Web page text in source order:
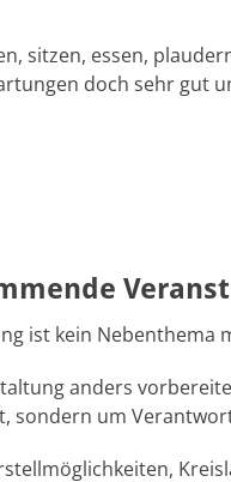
sitzen, essen,
doch sehr gut
ist kein Nebenthema
anders
sondern um